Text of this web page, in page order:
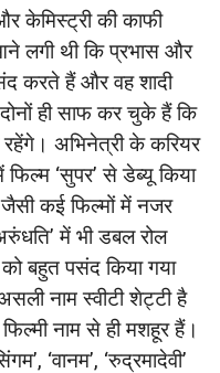
केमिस्ट्री की काफी
लगी थी कि प्रभास और
करते हैं और वह शादी
ही साफ कर चुके हैं कि
रहेंगे। अभिनेत्री के करियर
‘सुपर’ से डेब्यू किया
जैसी कई फिल्मों में नजर
में भी डबल रोल
बहुत पसंद किया गया
नाम स्वीटी शेट्टी है
नाम से ही मशहूर हैं।
‘वानम’, ‘रुद्रमादेवी’